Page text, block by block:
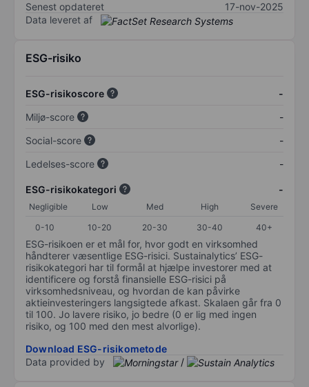
Senest opdateret
17-nov-2025
Data leveret af
ESG-risiko
ESG-risikoscore
-
Miljø-score
-
Social-score
-
Ledelses-score
-
ESG-risikokategori -
Negligible Low Med High
Severe
0-10
10-20 20-30 30-40 40+
ESG-risikoen er et mål for, hvor godt en virksomhed
håndterer væsentlige ESG-risici. Sustainalytics’ ESG-
risikokategori har til formål at hjælpe investorer med at
identificere og forstå finansielle ESG-risici på
virksomhedsniveau, og hvordan de kan påvirke
aktieinvesteringers langsigtede afkast. Skalaen går fra 0
til 100. Jo lavere risiko, jo bedre (0 er lig med ingen
risiko, og 100 med den mest alvorlige).
Download ESG-risikometode
Data provided by
/